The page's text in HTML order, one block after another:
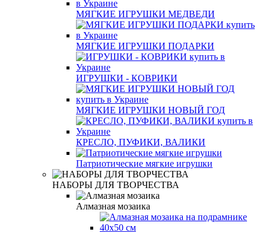
МЯГКИЕ ИГРУШКИ МЕДВЕДИ
МЯГКИЕ ИГРУШКИ ПОДАРКИ
ИГРУШКИ - КОВРИКИ
МЯГКИЕ ИГРУШКИ НОВЫЙ ГОД
КРЕСЛО, ПУФИКИ, ВАЛИКИ
Патриотические мягкие игрушки
НАБОРЫ ДЛЯ ТВОРЧЕСТВА
Алмазная мозаика